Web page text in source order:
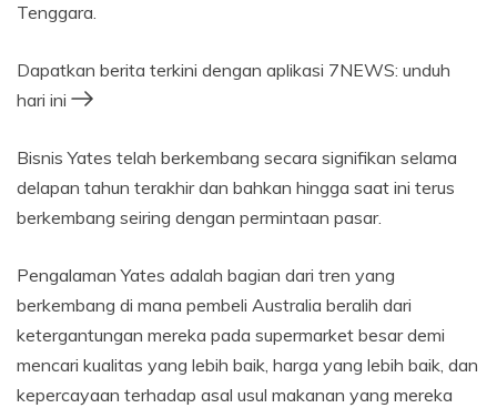
Tenggara.
Dapatkan berita terkini dengan aplikasi 7NEWS: unduh
hari ini
Bisnis Yates telah berkembang secara signifikan selama
delapan tahun terakhir dan bahkan hingga saat ini terus
berkembang seiring dengan permintaan pasar.
Pengalaman Yates adalah bagian dari tren yang
berkembang di mana pembeli Australia beralih dari
ketergantungan mereka pada supermarket besar demi
mencari kualitas yang lebih baik, harga yang lebih baik, dan
kepercayaan terhadap asal usul makanan yang mereka